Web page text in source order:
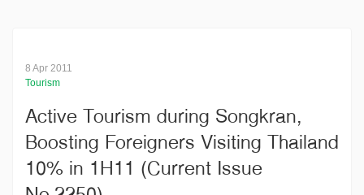
8 Apr 2011
Tourism
Active Tourism during Songkran,
Boosting Foreigners Visiting Thailand
10% in 1H11 (Current Issue